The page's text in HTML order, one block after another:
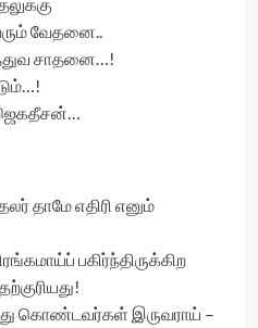
வேதனை..
சாதனை…!
தாமே எதிரி எனும்
பகிர்ந்திருக்கிற
கொண்டவர்கள் இருவராய் –